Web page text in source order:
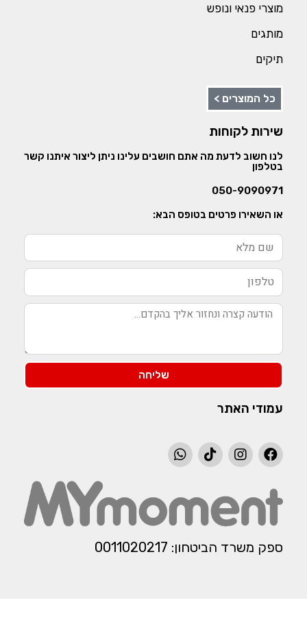
מוצרי פנאי ונופש
מותגים
תיקים
כל המוצרים >
שירות לקוחות
לנו חשוב לדעת מה אתם חושבים עלינו ניתן ליצור איתנו קשר
בטלפון
050-9090971
או השאירו פרטים בטופס הבא:
שליחה
עמודי האתר
ספק משרד הביטחון: 0011020217​​